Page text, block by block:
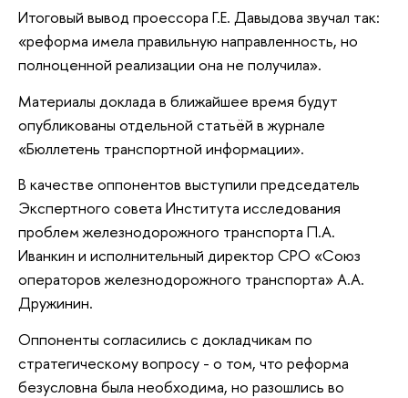
Итоговый вывод проессора Г.Е. Давыдова звучал так:
«реформа имела правильную направленность, но
полноценной реализации она не получила».
Материалы доклада в ближайшее время будут
опубликованы отдельной статьёй в журнале
«Бюллетень транспортной информации».
В качестве оппонентов выступили председатель
Экспертного совета Института исследования
проблем железнодорожного транспорта П.А.
Иванкин и исполнительный директор СРО «Союз
операторов железнодорожного транспорта» А.А.
Дружинин.
Оппоненты согласились с докладчикам по
стратегическому вопросу - о том, что реформа
безусловна была необходима, но разошлись во